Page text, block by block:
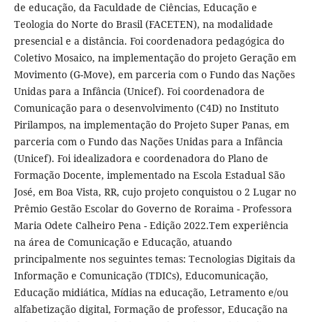
de educação, da Faculdade de Ciências, Educação e
Teologia do Norte do Brasil (FACETEN), na modalidade
presencial e a distância. Foi coordenadora pedagógica do
Coletivo Mosaico, na implementação do projeto Geração em
Movimento (G-Move), em parceria com o Fundo das Nações
Unidas para a Infância (Unicef). Foi coordenadora de
Comunicação para o desenvolvimento (C4D) no Instituto
Pirilampos, na implementação do Projeto Super Panas, em
parceria com o Fundo das Nações Unidas para a Infância
(Unicef). Foi idealizadora e coordenadora do Plano de
Formação Docente, implementado na Escola Estadual São
José, em Boa Vista, RR, cujo projeto conquistou o 2 Lugar no
Prêmio Gestão Escolar do Governo de Roraima - Professora
Maria Odete Calheiro Pena - Edição 2022.Tem experiência
na área de Comunicação e Educação, atuando
principalmente nos seguintes temas: Tecnologias Digitais da
Informação e Comunicação (TDICs), Educomunicação,
Educação midiática, Mídias na educação, Letramento e/ou
alfabetização digital, Formação de professor, Educação na